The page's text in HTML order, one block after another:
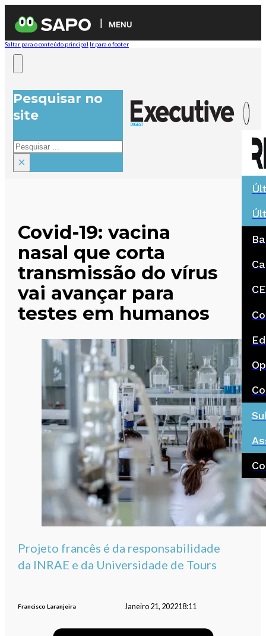
MENU
Saltar para o conteúdo principal Ir para o footer
Pesquisar no
site
Pesquisar
×
Covid-19: vacina
nasal que corta
transmissão do vírus
vai avançar para
testes em humanos
Projeto francês é da responsabilidade
da INRAE e da Universidade de Tours
Francisco Laranjeira Janeiro 21, 202218:11